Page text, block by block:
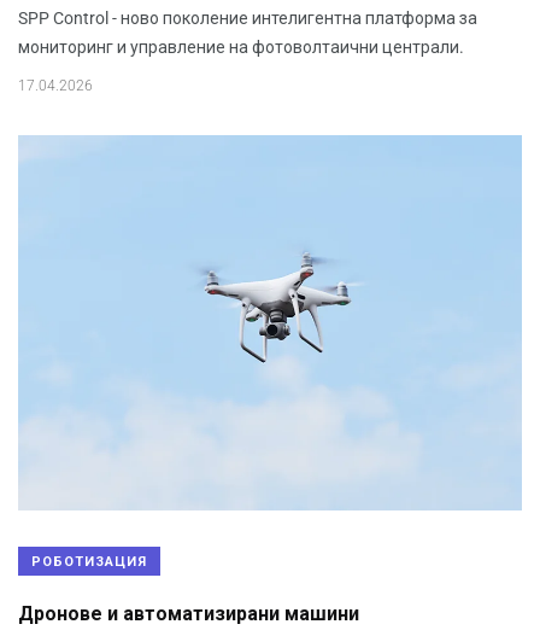
SPP Control - ново поколение интелигентна платформа за
мониторинг и управление на фотоволтаични централи.
17.04.2026
РОБОТИЗАЦИЯ
Дронове и автоматизирани машини